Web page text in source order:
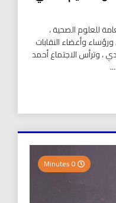
للعلوم الصحية ،
وأعضاء النقابات
، وترأس الاجتماع أحمد